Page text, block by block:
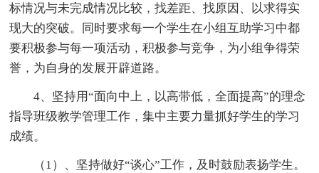
标情况与未完成情况比较，找差距、找原因、以求得实
现大的突破。同时要求每一个学生在小组互助学习中都
要积极参与每一项活动，积极参与竞争，为小组争得荣
誉，为自身的发展开辟道路。
4、坚持用“面向中上，以高带低，全面提高”的理念
指导班级教学管理工作，集中主要力量抓好学生的学习
成绩。
（1）、坚持做好“谈心”工作，及时鼓励表扬学生。